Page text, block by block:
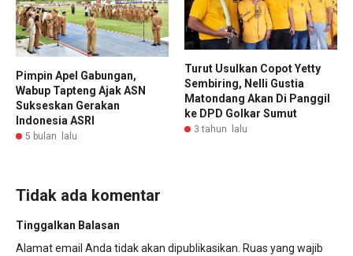
Pimpin Apel Gabungan,
Wabup Tapteng Ajak ASN
Sukseskan Gerakan
Indonesia ASRI
5 bulan lalu
Turut Usulkan Copot Yetty
Sembiring, Nelli Gustia
Matondang Akan Di Panggil
ke DPD Golkar Sumut
3 tahun lalu
Tidak ada komentar
Tinggalkan Balasan
Alamat email Anda tidak akan dipublikasikan. Ruas yang wajib